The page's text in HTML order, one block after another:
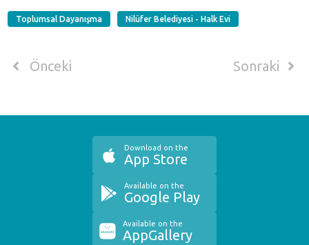
Toplumsal Dayanışma Nilüfer Belediyesi - Halk Evi
Önceki Sonraki
Download on the
App Store
Available on the
Google Play
Available on the
AppGallery